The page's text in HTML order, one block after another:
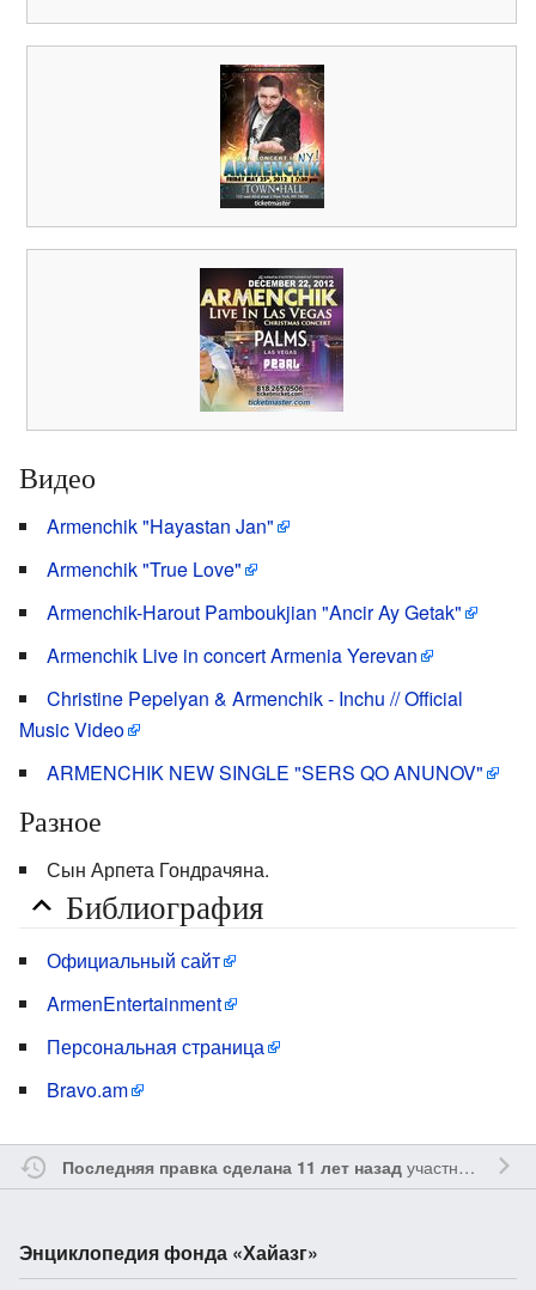
Видео
Armenchik "Hayastan Jan"
Armenchik "True Love"
Armenchik-Harout Pamboukjian "Ancir Ay Getak"
Armenchik Live in concert Armenia Yerevan
Christine Pepelyan & Armenchik - Inchu // Official
Music Video
ARMENCHIK NEW SINGLE "SERS QO ANUNOV"
Разное
Сын Арпета Гондрачяна.
Библиография
Официальный сайт
ArmenEntertainment
Персональная страница
Bravo.am
Последняя правка сделана 11 лет назадучастником
Энциклопедия фонда «Хайазг»